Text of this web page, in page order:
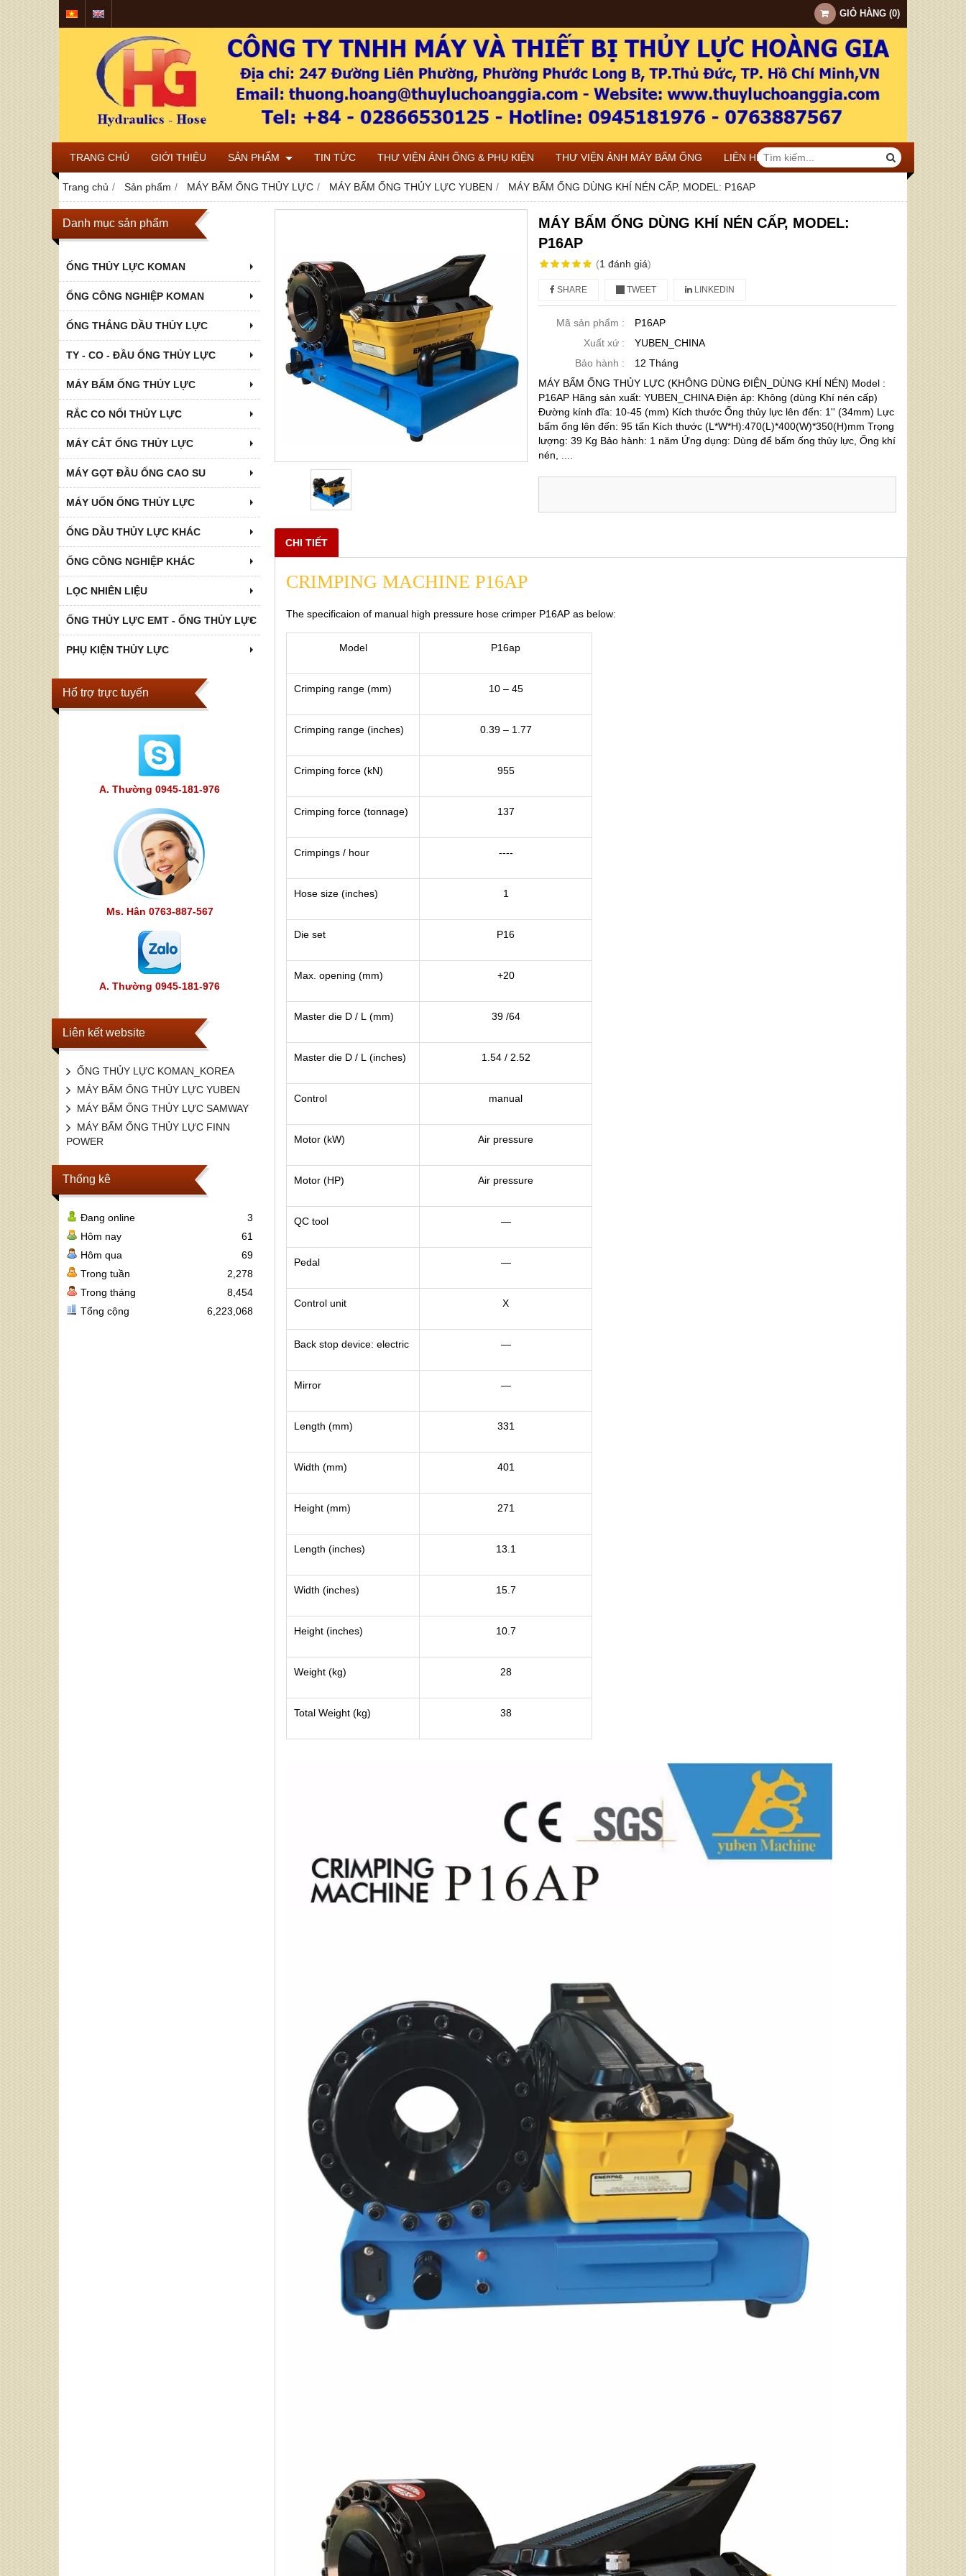
GIỎ HÀNG (0)
TRANG CHỦ GIỚI THIỆU SẢN PHẨM TIN TỨC THƯ VIỆN ẢNH ỐNG & PHỤ KIỆN THƯ VIỆN ẢNH MÁY BẤM ỐNG LIÊN HỆ
Trang chủ Sản phẩm MÁY BẤM ỐNG THỦY LỰC MÁY BẤM ỐNG THỦY LỰC YUBEN MÁY BẤM ỐNG DÙNG KHÍ NÉN CẤP, MODEL: P16AP
Danh mục sản phẩm
ỐNG THỦY LỰC KOMAN
ỐNG CÔNG NGHIỆP KOMAN
ỐNG THẮNG DẦU THỦY LỰC
TY - CO - ĐẦU ỐNG THỦY LỰC
MÁY BẤM ỐNG THỦY LỰC
RẮC CO NỐI THỦY LỰC
MÁY CẮT ỐNG THỦY LỰC
MÁY GỌT ĐẦU ỐNG CAO SU
MÁY UỐN ỐNG THỦY LỰC
ỐNG DẦU THỦY LỰC KHÁC
ỐNG CÔNG NGHIỆP KHÁC
LỌC NHIÊN LIỆU
ỐNG THỦY LỰC EMT - ỐNG THỦY LỰC
PHỤ KIỆN THỦY LỰC
Hổ trợ trực tuyến
A. Thường 0945-181-976
Ms. Hân 0763-887-567
A. Thường 0945-181-976
Liên kết website
ỐNG THỦY LỰC KOMAN_KOREA
MÁY BẤM ỐNG THỦY LỰC YUBEN
MÁY BẤM ỐNG THỦY LỰC SAMWAY
MÁY BẤM ỐNG THỦY LỰC FINN
POWER
Thống kê
Đang online
3
Hôm nay
61
Hôm qua
69
Trong tuần
2,278
Trong tháng
8,454
Tổng cộng
6,223,068
MÁY BẤM ỐNG DÙNG KHÍ NÉN CẤP, MODEL:
P16AP
(1 đánh giá)
SHARE TWEET LINKEDIN
Mã sản phẩm :
P16AP
Xuất xứ :
YUBEN_CHINA
Bảo hành :
12 Tháng
MÁY BẤM ỐNG THỦY LỰC (KHÔNG DÙNG ĐIỆN_DÙNG KHÍ NÉN) Model :
P16AP Hãng sản xuất: YUBEN_CHINA Điện áp: Không (dùng Khí nén cấp)
Đường kính đĩa: 10-45 (mm) Kích thước Ống thủy lực lên đến: 1'' (34mm) Lực
bấm ống lên đến: 95 tấn Kích thước (L*W*H):470(L)*400(W)*350(H)mm Trọng
lượng: 39 Kg Bảo hành: 1 năm Ứng dụng: Dùng để bấm ống thủy lực, Ống khí
nén, ....
CHI TIẾT
CRIMPING MACHINE P16AP
The specificaion of manual high pressure hose crimper P16AP as below:
Model P16ap
Crimping range (mm) 10 – 45
Crimping range (inches) 0.39 – 1.77
Crimping force (kN) 955
Crimping force (tonnage) 137
Crimpings / hour ----
Hose size (inches) 1
Die set P16
Max. opening (mm) +20
Master die D / L (mm) 39 /64
Master die D / L (inches) 1.54 / 2.52
Control manual
Motor (kW) Air pressure
Motor (HP) Air pressure
QC tool —
Pedal —
Control unit X
Back stop device: electric —
Mirror —
Length (mm) 331
Width (mm) 401
Height (mm) 271
Length (inches) 13.1
Width (inches) 15.7
Height (inches) 10.7
Weight (kg) 28
Total Weight (kg) 38